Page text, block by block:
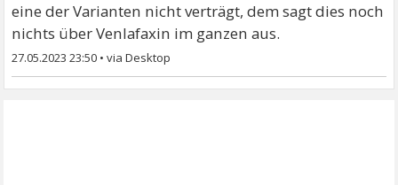
eine der Varianten nicht verträgt, dem sagt dies noch
nichts über Venlafaxin im ganzen aus.
27.05.2023 23:50 •